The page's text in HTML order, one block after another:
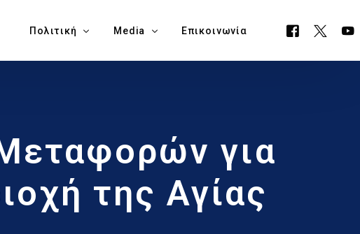
Πολιτική
Υπουργείο Μεταφορών, Επικοινωνιών & Έργων
Αγία Νάπα
Media
Δελτία Τύπου
Επικοινωνία
για
της Αγίας